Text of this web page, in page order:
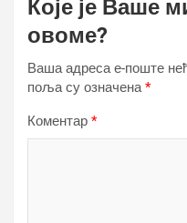
Које је Ваше
овоме?
Ваша адреса е-поште
поља су означена*
Коментар *